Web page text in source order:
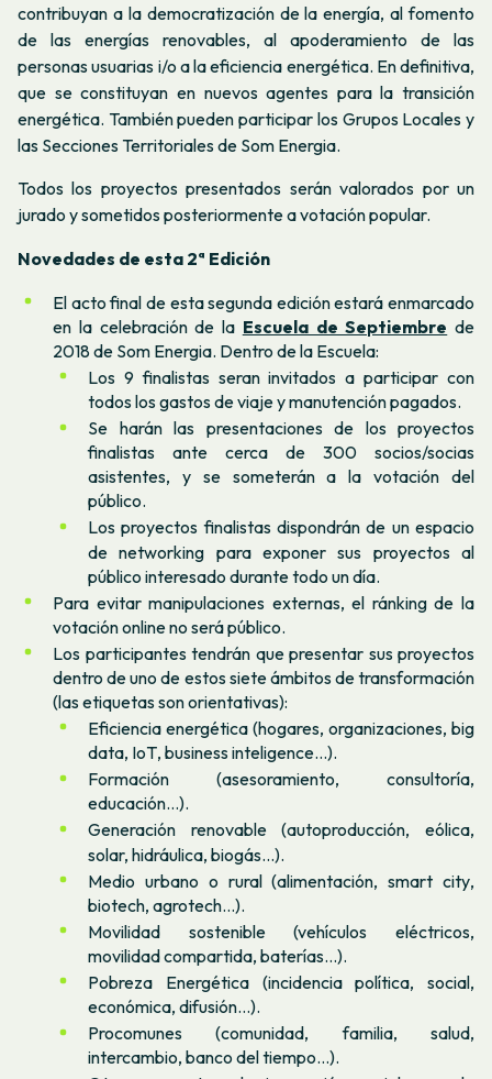
contribuyan a la democratización de la energía, al fomento
de las energías renovables, al apoderamiento de las
personas usuarias i/o a la eficiencia energética. En definitiva,
que se constituyan en nuevos agentes para la transición
energética. También pueden participar los Grupos Locales y
las Secciones Territoriales de Som Energia.
Todos los proyectos presentados serán valorados por un
jurado y sometidos posteriormente a votación popular.
Novedades de esta 2ª Edición
El acto final de esta segunda edición estará enmarcado
en la celebración de la Escuela de Septiembre de
2018 de Som Energia. Dentro de la Escuela:
Los 9 finalistas seran invitados a participar con
todos los gastos de viaje y manutención pagados.
Se harán las presentaciones de los proyectos
finalistas ante cerca de 300 socios/socias
asistentes, y se someterán a la votación del
público.
Los proyectos finalistas dispondrán de un espacio
denetworking para exponer sus proyectos al
público interesado durante todo un día.
Para evitar manipulaciones externas, el ránking de la
votación online no será público.
Los participantes tendrán que presentar sus proyectos
dentro de uno de estos siete ámbitos de transformación
(las etiquetas son orientativas):
Eficiencia energética (hogares, organizaciones, big
data, IoT, businessinteligence...).
Formación (asesoramiento, consultoría,
educación…).
Generación renovable (autoproducción, eólica,
solar, hidráulica, biogás...).
Medio urbano o rural (alimentación,smart city,
biotech, agrotech…).
Movilidad sostenible (vehículos eléctricos,
movilidad compartida, baterías…).
Pobreza Energética (incidencia política, social,
económica, difusión…).
Procomunes (comunidad, familia, salud,
intercambio, banco del tiempo…).